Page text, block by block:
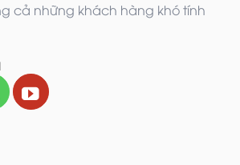
cả những khách hàng khó tính